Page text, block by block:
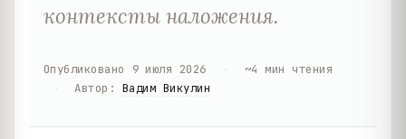
контексты наложения.
Опубликовано 9 июля 2026 ~4 мин чтения
Автор : Вадим Викулин